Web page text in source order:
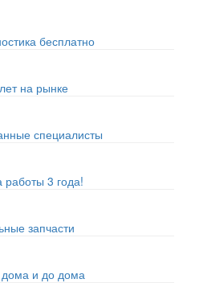
бесплатно
на рынке
специалисты
работы 3 года!
запчасти
дома и до дома